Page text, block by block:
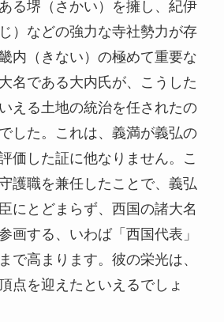
る堺（さかい）を擁し、紀伊
）などの強力な寺社勢力が存
内（きない）の極めて重要な
名である大内氏が、こうした
える土地の統治を任されたの
した。これは、義満が義弘の
価した証に他なりません。こ
護職を兼任したことで、義弘
にとどまらず、西国の諸大名
画する、いわば「西国代表」
で高まります。彼の栄光は、
点を迎えたといえるでしょ